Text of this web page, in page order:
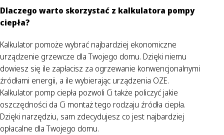
Dlaczego warto skorzystać z kalkulatora pompy
ciepła?
Kalkulator pomoże wybrać najbardziej ekonomiczne
urządzenie grzewcze dla Twojego domu. Dzięki niemu
dowiesz się ile zapłacisz za ogrzewanie konwencjonalnymi
źródłami energii, a ile wybierając urządzenia OZE.
Kalkulator pomp ciepła pozwoli Ci także policzyć jakie
oszczędności da Ci montaż tego rodzaju źródła ciepła.
Dzięki narzędziu, sam zdecydujesz co jest najbardziej
opłacalne dla Twojego domu.